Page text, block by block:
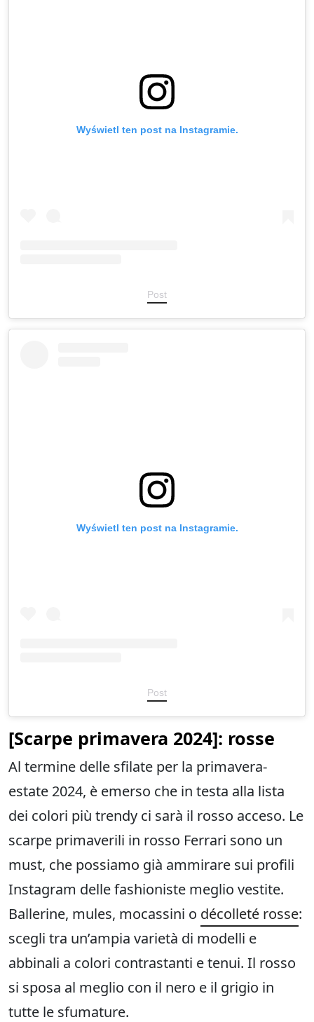
Wyświetl ten post na Instagramie.
Post
Wyświetl ten post na Instagramie.
Post
[Scarpe primavera 2024]: rosse
Al termine delle sfilate per la primavera-
estate 2024, è emerso che in testa alla lista
dei colori più trendy ci sarà il rosso acceso. Le
scarpe primaverili in rosso Ferrari sono un
must, che possiamo già ammirare sui profili
Instagram delle fashioniste meglio vestite.
Ballerine, mules, mocassini o décolleté rosse:
scegli tra un’ampia varietà di modelli e
abbinali a colori contrastanti e tenui. Il rosso
si sposa al meglio con il nero e il grigio in
tutte le sfumature.